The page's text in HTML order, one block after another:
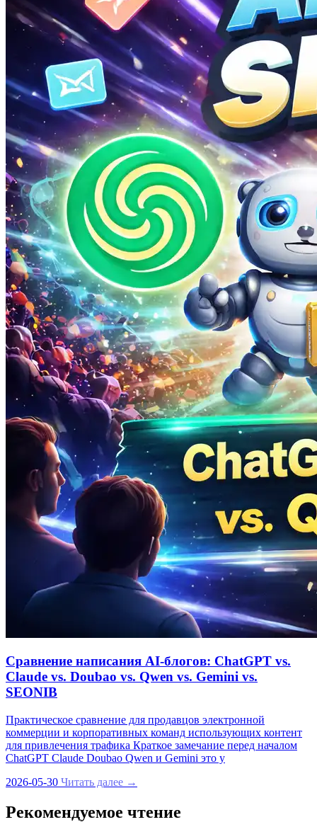
Сравнение написания AI‑блогов: ChatGPT vs.
Claude vs. Doubao vs. Qwen vs. Gemini vs.
SEONIB
Практическое сравнение для продавцов электронной
коммерции и корпоративных команд использующих контент
для привлечения трафика Краткое замечание перед началом
ChatGPT Claude Doubao Qwen и Gemini это у
2026-05-30 Читать далее →
Рекомендуемое чтение